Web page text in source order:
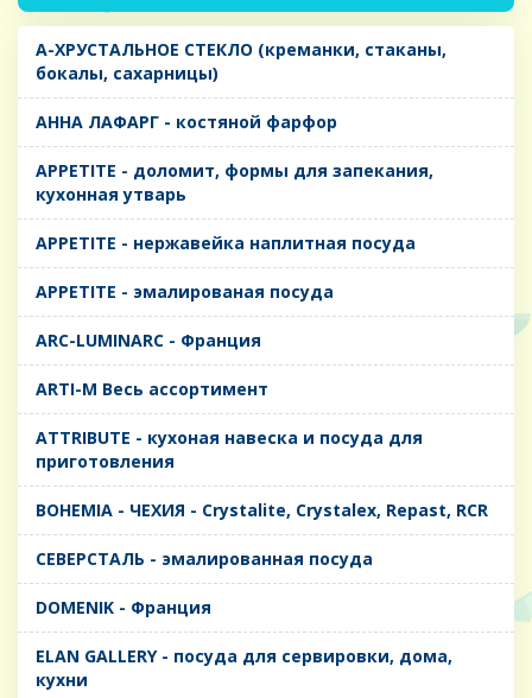
A-ХРУСТАЛЬНОЕ СТЕКЛО (креманки, стаканы,
бокалы, сахарницы)
AHHA ЛАФАРГ - костяной фарфор
APPETITE - доломит, формы для запекания,
кухонная утварь
APPETITE - нержавейка наплитная посуда
APPETITE - эмалированая посуда
ARC-LUMINARC - Франция
ARTI-M Весь ассортимент
ATTRIBUTE - кухоная навеска и посуда для
приготовления
BOHEMIA - ЧЕХИЯ - Crystalite, Crystalex, Repast, RCR
CЕВЕРСТАЛЬ - эмалированная посуда
DOMENIK - Франция
ELAN GALLERY - посуда для сервировки, дома,
кухни